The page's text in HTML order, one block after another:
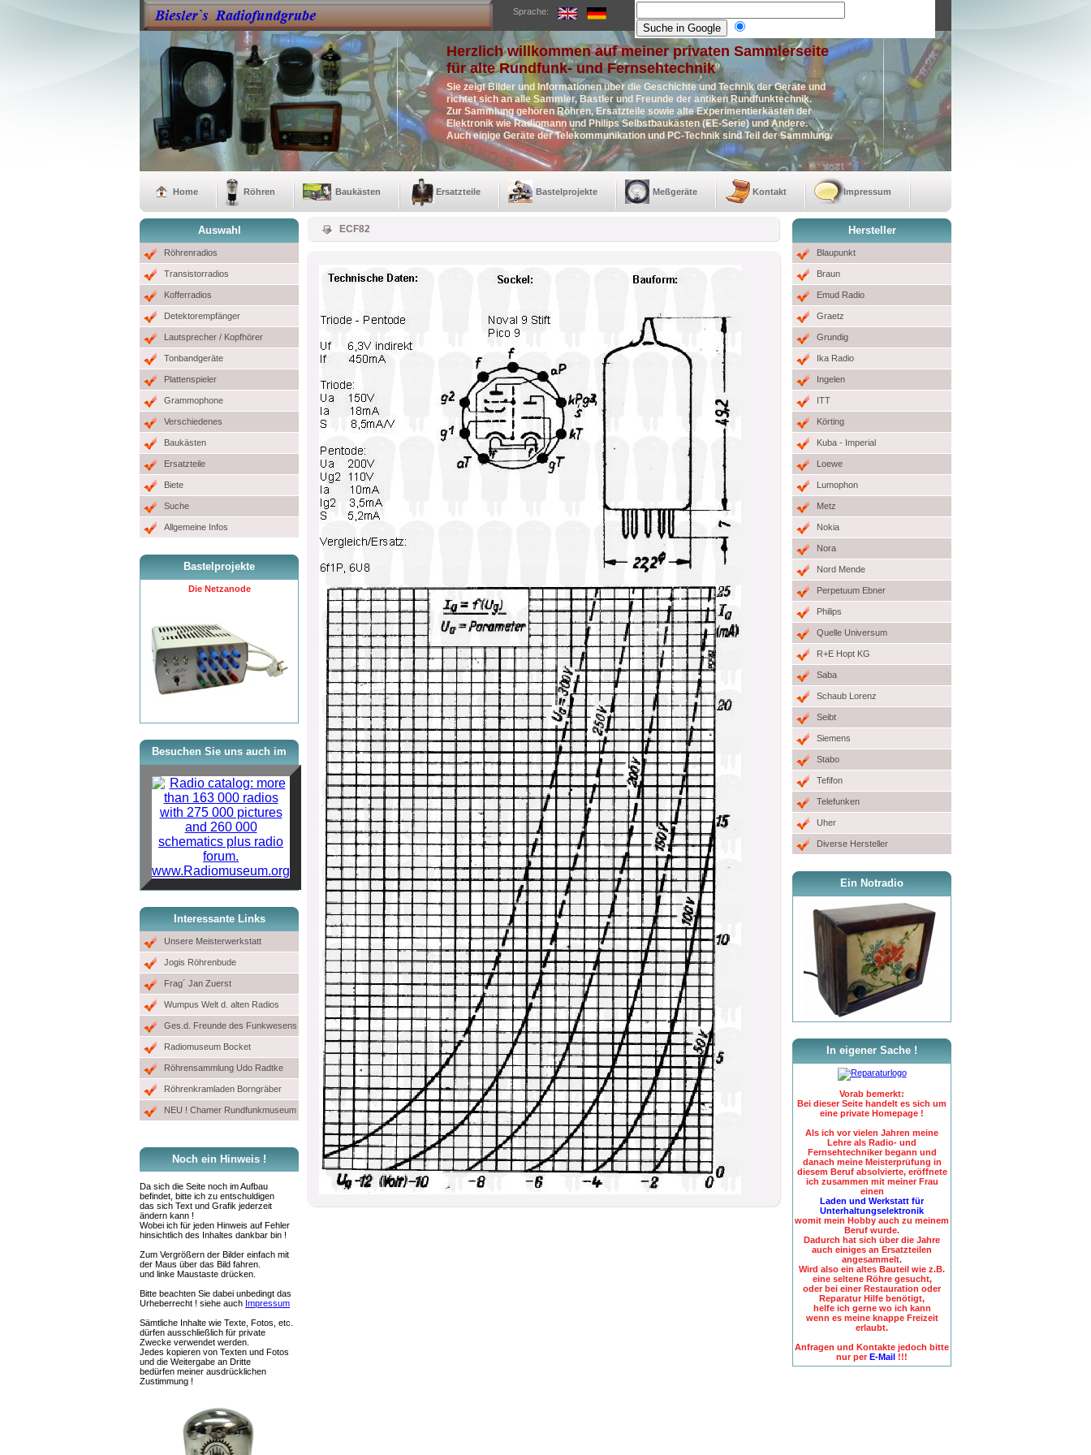
Sprache:
Herzlich willkommen auf meiner privaten Sammlerseite
für alte Rundfunk- und Fernsehtechnik
Sie zeigt Bilder und Informationen über die Geschichte und Technik der Geräte und
richtet sich an alle Sammler, Bastler und Freunde der antiken Rundfunktechnik.
Zur Sammlung gehören Röhren, Ersatzteile sowie alte Experimentierkästen der
Elektronik wie Radiomann und Philips Selbstbaukästen (EE-Serie) und Andere.
Auch einige Geräte der Telekommunikation und PC-Technik sind Teil der Sammlung.
Home Röhren Baukästen Ersatzteile Bastelprojekte Meßgeräte Kontakt Impressum
Auswahl
Röhrenradios
Transistorradios
Kofferradios
Detektorempfänger
Lautsprecher / Kopfhörer
Tonbandgeräte
Plattenspieler
Grammophone
Verschiedenes
Baukästen
Ersatzteile
Biete
Suche
Allgemeine Infos
Bastelprojekte
Die Netzanode
Besuchen Sie uns auch im
www.Radiomuseum.org
Interessante Links
Unsere Meisterwerkstatt
Jogis Röhrenbude
Frag´ Jan Zuerst
Wumpus Welt d. alten Radios
Ges.d. Freunde des Funkwesens
Radiomuseum Bocket
Röhrensammlung Udo Radtke
Röhrenkramladen Borngräber
NEU ! Chamer Rundfunkmuseum
Noch ein Hinweis !
Da sich die Seite noch im Aufbau
befindet, bitte ich zu entschuldigen
das sich Text und Grafik jederzeit
ändern kann !
Wobei ich für jeden Hinweis auf Fehler
hinsichtlich des Inhaltes dankbar bin !
Zum Vergrößern der Bilder einfach mit
der Maus über das Bild fahren.
und linke Maustaste drücken.
Bitte beachten Sie dabei unbedingt das
Urheberrecht ! siehe auch Impressum
Sämtliche Inhalte wie Texte, Fotos, etc.
dürfen ausschließlich für private
Zwecke verwendet werden.
Jedes kopieren von Texten und Fotos
und die Weitergabe an Dritte
bedürfen meiner ausdrücklichen
Zustimmung !
ECF82 Hersteller
Blaupunkt
Braun
Emud Radio
Graetz
Grundig
Ika Radio
Ingelen
ITT
Körting
Kuba - Imperial
Loewe
Lumophon
Metz
Nokia
Nora
Nord Mende
Perpetuum Ebner
Philips
Quelle Universum
R+E Hopt KG
Saba
Schaub Lorenz
Seibt
Siemens
Stabo
Tefifon
Telefunken
Uher
Diverse Hersteller
Ein Notradio
In eigener Sache !
Vorab bemerkt:
Bei dieser Seite handelt es sich um
eine private Homepage !
Als ich vor vielen Jahren meine
Lehre als Radio- und
Fernsehtechniker begann und
danach meine Meisterprüfung in
diesem Beruf absolvierte, eröffnete
ich zusammen mit meiner Frau
einen
Laden und Werkstatt für
Unterhaltungselektronik
womit mein Hobby auch zu meinem
Beruf wurde.
Dadurch hat sich über die Jahre
auch einiges an Ersatzteilen
angesammelt.
Wird also ein altes Bauteil wie z.B.
eine seltene Röhre gesucht,
oder bei einer Restauration oder
Reparatur Hilfe benötigt,
helfe ich gerne wo ich kann
wenn es meine knappe Freizeit
erlaubt.
Anfragen und Kontakte jedoch bitte
nur per E-Mail !!!